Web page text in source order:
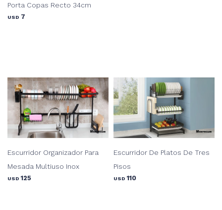
Porta Copas Recto 34cm
USD 7
Escurridor Organizador Para
Mesada Multiuso Inox
USD 125
Escurridor De Platos De Tres
Pisos
USD 110